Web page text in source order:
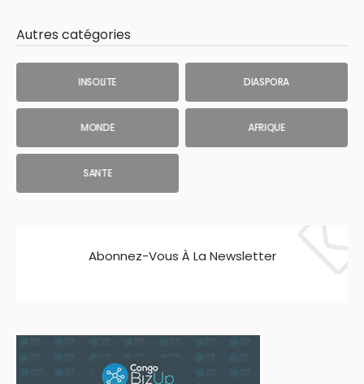
Autres catégories
INSOLITE DIASPORA
MONDE AFRIQUE
SANTE
Abonnez-Vous À La Newsletter